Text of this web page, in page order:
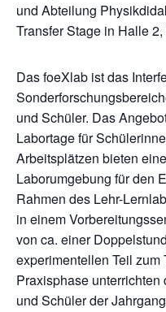
und Abteilung
Transfer Stage in Halle
Das foeXlab ist das
und Schüler. Das
Labortage für
Arbeitsplätzen bieten
Laborumgebung für den
Rahmen des Lehr-
in einem
von ca. einer
experimentellen Teil zum
Praxisphase
und Schüler der